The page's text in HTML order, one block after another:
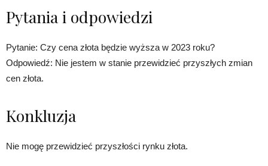
Pytania i odpowiedzi
Pytanie: Czy cena złota będzie wyższa w 2023 roku?
Odpowiedź: Nie jestem w stanie przewidzieć przyszłych zmian
cen złota.
Konkluzja
Nie mogę przewidzieć przyszłości rynku złota.